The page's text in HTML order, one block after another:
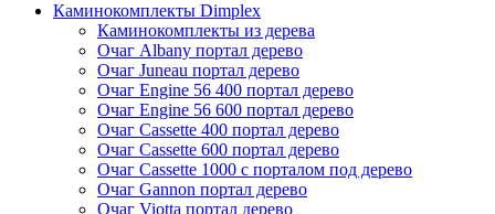
Каминокомплекты Dimplex
Каминокомплекты из дерева
Очаг Albany портал дерево
Очаг Juneau портал дерево
Очаг Engine 56 400 портал дерево
Очаг Engine 56 600 портал дерево
Очаг Cassette 400 портал дерево
Очаг Cassette 600 портал дерево
Очаг Cassette 1000 с порталом под дерево
Очаг Gannon портал дерево
Очаг Viotta портал дерево